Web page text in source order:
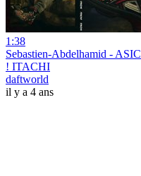
1:38
Sebastien-Abdelhamid -
! ITACHI
daftworld
il y a 4 ans